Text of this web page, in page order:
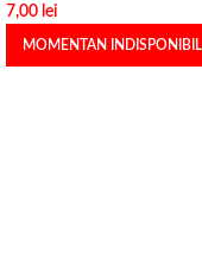
7,00 lei
MOMENTAN INDISPONIBIL